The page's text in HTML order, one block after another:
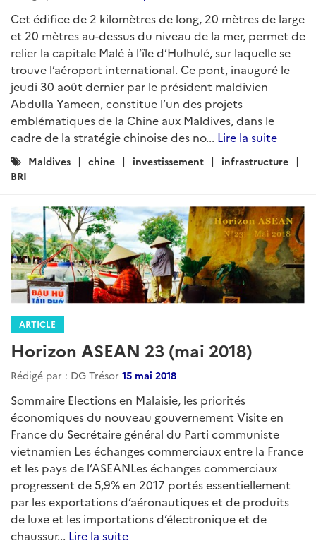
Cet édifice de 2 kilomètres de long, 20 mètres de large
et 20 mètres au-dessus du niveau de la mer, permet de
relier la capitale Malé à l’île d’Hulhulé, sur laquelle se
trouve l’aéroport international. Ce pont, inauguré le
jeudi 30 août dernier par le président maldivien
Abdulla Yameen, constitue l’un des projets
emblématiques de la Chine aux Maldives, dans le
cadre de la stratégie chinoise des no... Lire la suite
Catégories
:
Maldives chine investissement
infrastructure
BRI
ARTICLE
Horizon ASEAN 23 (mai 2018)
Rédigé par : DG Trésor 15 mai 2018
Sommaire Elections en Malaisie, les priorités
économiques du nouveau gouvernement Visite en
France du Secrétaire général du Parti communiste
vietnamien Les échanges commerciaux entre la France
et les pays de l’ASEANLes échanges commerciaux
progressent de 5,9% en 2017 portés essentiellement
par les exportations d’aéronautiques et de produits
de luxe et les importations d’électronique et de
chaussur... Lire la suite